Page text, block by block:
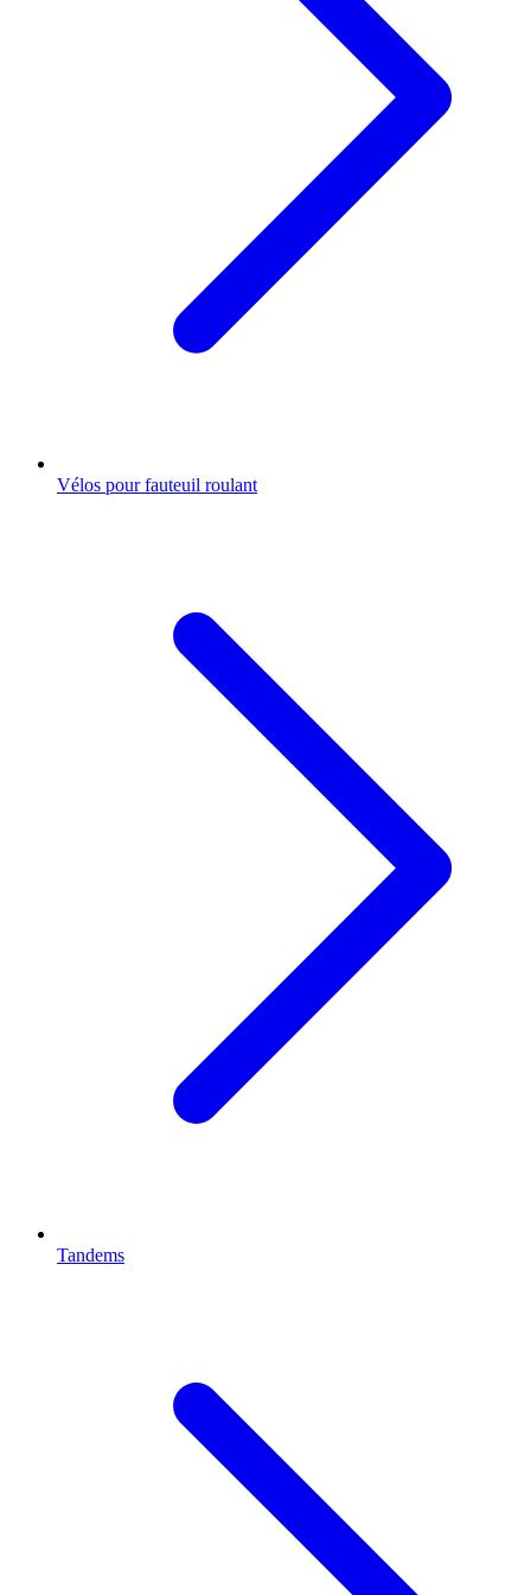
Vélos pour fauteuil roulant
Tandems